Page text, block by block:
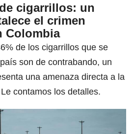
cigarrillos: un
el crimen
Colombia
de los cigarrillos que se
son de contrabando, un
una amenaza directa a la
contamos los detalles.